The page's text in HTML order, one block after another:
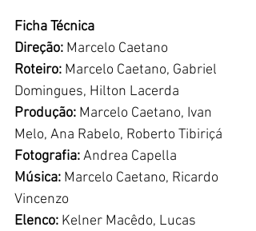
Ficha Técnica
Direção: Marcelo Caetano
Roteiro: Marcelo Caetano, Gabriel
Domingues, Hilton Lacerda
Produção: Marcelo Caetano, Ivan
Melo, Ana Rabelo, Roberto Tibiriçá
Fotografia: Andrea Capella
Música: Marcelo Caetano, Ricardo
Vincenzo
Elenco: Kelner Macêdo, Lucas